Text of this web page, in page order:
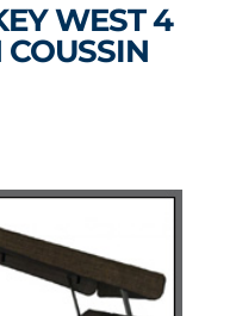
WEST 4